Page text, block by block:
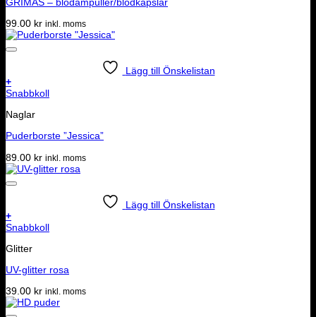
99.00 kr inkl. moms
Lägg till Önskelistan
+
Snabbkoll
Naglar
Puderborste ”Jessica”
89.00 kr inkl. moms
Lägg till Önskelistan
+
Snabbkoll
Glitter
UV-glitter rosa
39.00 kr inkl. moms